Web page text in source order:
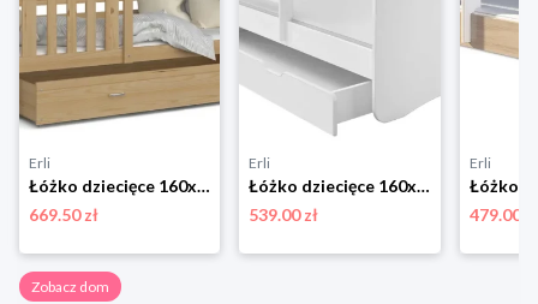
Erli
Łóżko dziecięce 160x80 + materace szuflada KUBUŚ P
669.50 zł
Erli
Łóżko dziecięce 160x80 szuflada materac ACMA
539.00 zł
Erli
479.00 zł
Zobacz dom